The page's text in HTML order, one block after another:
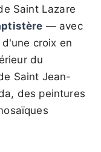
Saint Lazare
— avec
croix en
du
Saint Jean-
des peintures